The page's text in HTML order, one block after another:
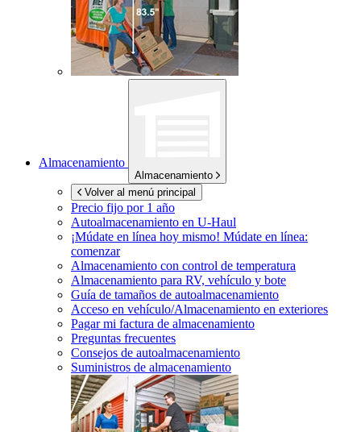
Almacenamiento
Almacenamiento
Volver al menú principal
Precio fijo por 1 año
Autoalmacenamiento en U-Haul
¡Múdate en línea hoy mismo! Múdate en línea:
comenzar
Almacenamiento con control de temperatura
Almacenamiento para RV, vehículo y bote
Guía de tamaños de autoalmacenamiento
Acceso en vehículo/Almacenamiento en exteriores
Pagar mi factura de almacenamiento
Preguntas frecuentes
Consejos de autoalmacenamiento
Suministros de almacenamiento